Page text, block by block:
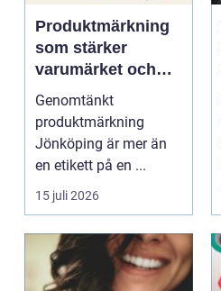
Produktmärkning
som stärker
varumärket och
förenklar vardagen
Genomtänkt
produktmärkning
Jönköping är mer än
en etikett på en ...
15 juli 2026